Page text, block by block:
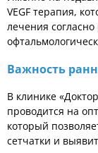
VEGF терапия,
лечения
Важность
В клинике
проводится на
который
сетчатки и